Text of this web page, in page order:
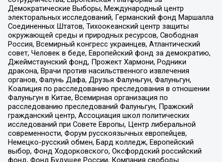
Демократические Выборы, Международный центр
электоральных исследований, Германский фонд Маршалла
Соединенных Штатов, Тихоокеанский центр защиты
окружающей среды и природных ресурсов, Свободная
Россия, Всемирный конгресс украинцев, Атлантический
совет, Человек в беде, Европейский фонд за демократию,
Джеймстаунский фонд, Прожект Хармони, Родники
дракона, Врачи против насильственного извлечения
органов, Фалунь Дафа, Друзья Фалуньгун, Фалуньгун,
Коалиция по расследованию преследования в отношении
Фалуньгун в Китае, Всемирная организация по
расследованию преследований Фалуньгун, Пражский
гражданский центр, Ассоциация школ политических
исследований при Совете Европы, Центр либеральной
современности, Форум русскоязычных европейцев,
Немецко-русский обмен, Бард колледж, Европейский
выбор, Фонд Ходорковского, Оксфордский российский
фонд, Фонд Будущее России, Компания свободы